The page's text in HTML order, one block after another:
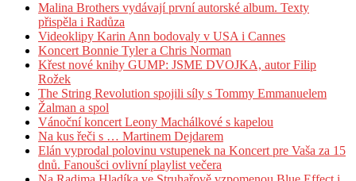
Malina Brothers vydávají první autorské album. Texty
přispěla i Radůza
Videoklipy Karin Ann bodovaly v USA i Cannes
Koncert Bonnie Tyler a Chris Norman
Křest nové knihy GUMP: JSME DVOJKA, autor Filip
Rožek
The String Revolution spojili síly s Tommy Emmanuelem
Žalman a spol
Vánoční koncert Leony Machálkové s kapelou
Na kus řeči s … Martinem Dejdarem
Elán vyprodal polovinu vstupenek na Koncert pre Vaša za 15
dnů. Fanoušci ovlivní playlist večera